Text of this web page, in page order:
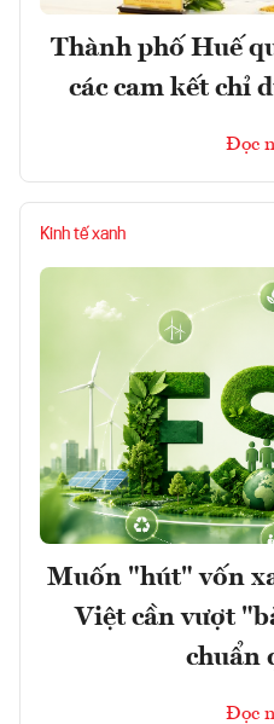
Thành phố Huế
các cam kết chỉ
Đọc
Kinh tế xanh
Muốn "hút" vốn
Việt cần vượt
chuẩn
Đọc